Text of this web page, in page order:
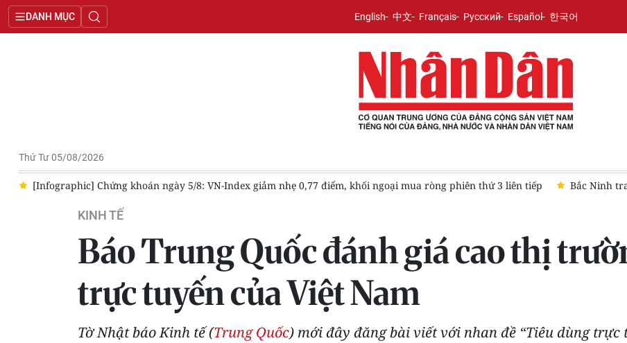
DANH MỤC English 中文 Français Русский Español 한국어
Thứ Tư 05/08/2026
[Infographic] Chứng khoán ngày 5/8: VN-Index giảm nhẹ 0,77 điểm, khối ngoại mua ròng phiên thứ 3 liên tiếp Bắc Ninh trao
KINH TẾ
Báo Trung Quốc đánh giá cao thị
trực tuyến của Việt Nam
Tờ Nhật báo Kinh tế (Trung Quốc) mới đây đăng bài viết với nhan đề “Tiêu dùng